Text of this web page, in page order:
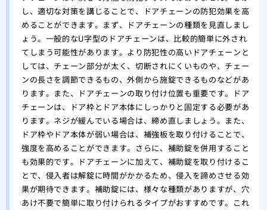
し、適切な対策を講じることで、ドアチェーンの防犯効果を高
めることができます。まず、ドアチェーンの種類を見直しまし
ょう。一般的なU字型のドアチェーンは、比較的簡単に外され
てしまう可能性があります。より防犯性の高いドアチェーンと
しては、チェーン部分が太く、切断されにくいものや、チェー
ンの長さを調節できるもの、外側から施錠できるものなどがあ
ります。また、ドアチェーンの取り付け位置も重要です。ドア
チェーンは、ドア枠とドア本体にしっかりと固定する必要があ
ります。ネジが緩んでいる場合は、締め直しましょう。また、
ドア枠やドア本体が弱い場合は、補強板を取り付けることで、
強度を高めることができます。さらに、補助錠を併用すること
も効果的です。ドアチェーンに加えて、補助錠を取り付けるこ
とで、侵入者は解錠に時間がかかるため、侵入を諦めさせる効
果が期待できます。補助錠には、様々な種類がありますが、穴
あけ不要で簡単に取り付けられるタイプがおすすめです。これ